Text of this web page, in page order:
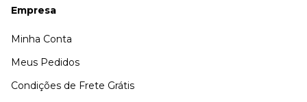
Empresa
Minha Conta
Meus Pedidos
Condições de Frete Grátis